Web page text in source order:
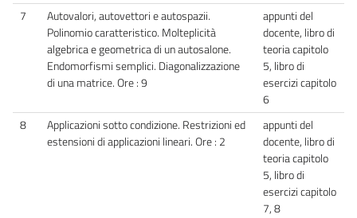
7
Autovalori, autovettori e autospazii.
Polinomio caratteristico. Molteplicità
algebrica e geometrica di un autosalone.
Endomorfismi semplici. Diagonalizzazione
di una matrice. Ore : 9
appunti del
docente, libro di
teoria capitolo
5, libro di
esercizi capitolo
6
8
Applicazioni sotto condizione. Restrizioni ed
estensioni di applicazioni lineari. Ore : 2
appunti del
docente, libro di
teoria capitolo
5, libro di
esercizi capitolo
7, 8